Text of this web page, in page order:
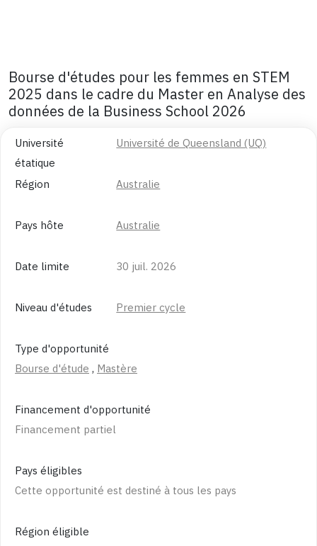
Bourse d'études pour les femmes en STEM
2025 dans le cadre du Master en Analyse des
données de la Business School 2026
Université
étatique
Université de Queensland (UQ)
Région Australie
Pays hôte Australie
Date limite 30 juil. 2026
Niveau d'études Premier cycle
Type d'opportunité
Bourse d'étude , Mastère
Financement d'opportunité
Financement partiel
Pays éligibles
Cette opportunité est destiné à tous les pays
Région éligible